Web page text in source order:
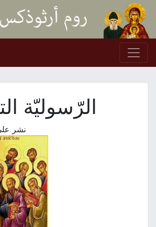
Skip to content
Main Navigation
الرّسوليّة
نشر على